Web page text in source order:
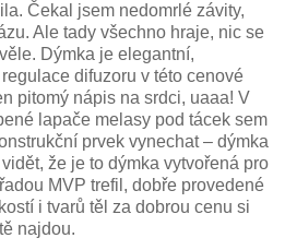
Čekal jsem nedomrlé závity,
Ale tady všechno hraje, nic se
Dýmka je elegantní,
difuzoru v této cenové
pitomý nápis na srdci, uaaa! V
lapače melasy pod tácek sem
prvek vynechat – dýmka
že je to dýmka vytvořená pro
MVP trefil, dobře provedené
i tvarů těl za dobrou cenu si
najdou.